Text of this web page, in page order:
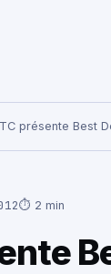
présente Best
⏱ 2 min